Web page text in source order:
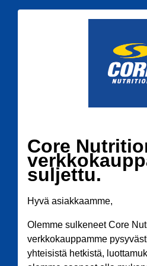
Core
suljettu.
Hyvä asiakkaamme,
Olemme sulkeneet Core
verkkokauppamme
yhteisistä hetkistä,